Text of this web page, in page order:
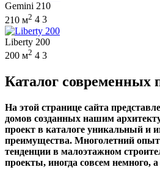
Gemini 210
210 м2 4 3
Liberty 200
200 м2 4 3
Каталог современных
На этой странице сайта
домов созданных нашим
проект в каталоге уникальный и
преимущества. Многолетний
тенденции в малоэтажном
проекты, иногда совсем немного,